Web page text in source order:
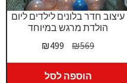
עיצוב חדר בלונים לילדים ליום
הולדת מרגש במיוחד
₪569
המחיר
המקורי
היה:
₪499
המחיר
הנוכחי
הוספה לסל